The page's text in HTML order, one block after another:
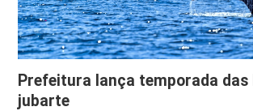
Prefeitura lança temporada das
jubarte